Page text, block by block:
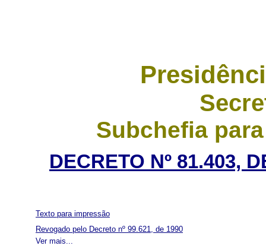
Subchefia
DECRETO Nº 81.403,
Ver mais...
Texto para impressão
Revogado pelo Decreto nº 99.621, de 1990